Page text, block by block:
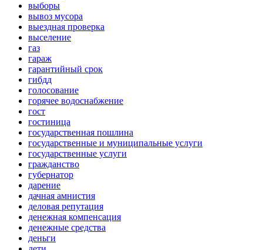
выборы
вывоз мусора
выездная проверка
выселение
газ
гараж
гарантийный срок
гибдд
голосование
горячее водоснабжение
гост
гостиница
государственная пошлина
государственные и муниципальные услуги
государственные услуги
гражданство
губернатор
дарение
дачная амнистия
деловая репутация
денежная компенсация
денежные средства
деньги